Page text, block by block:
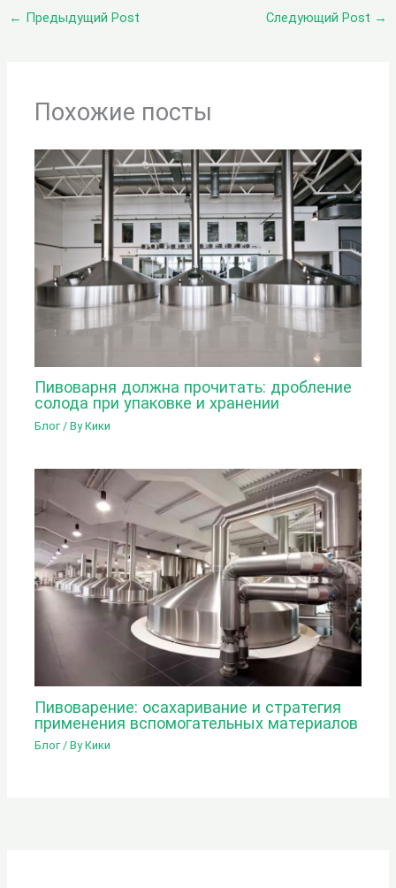
← Предыдущий Post Следующий Post →
Похожие посты
Пивоварня должна прочитать: дробление
солода при упаковке и хранении
Блог/ ByКики
Пивоварение: осахаривание и стратегия
применения вспомогательных материалов
Блог/ ByКики